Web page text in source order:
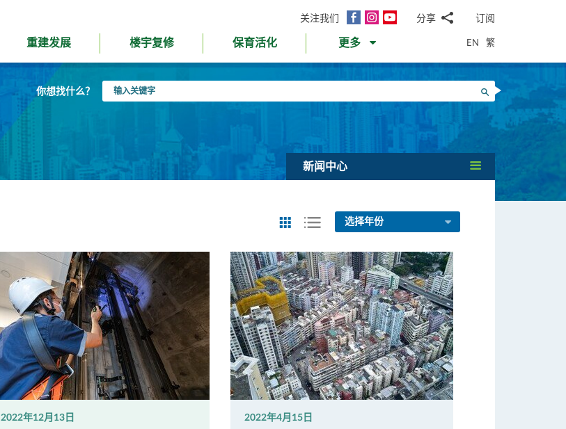
关注我们
面
InstagramYouTube分享
邮WhatsApp
微
信
面
书Twitter
LinkedIn
微
订阅
重建发展 楼宇复修 保育活化 更多 EN 繁
你想找什么？
入
搜寻
新闻中心
选择年份
2022年12月13日 2022年4月15日